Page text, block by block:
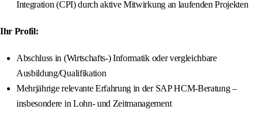
Integration (CPI) durch aktive Mitwirkung an laufenden Projekten
Ihr Profil:
Abschluss in (Wirtschafts-) Informatik oder vergleichbare
Ausbildung/Qualifikation
Mehrjährige relevante Erfahrung in der SAP HCM-Beratung –
insbesondere in Lohn- und Zeitmanagement